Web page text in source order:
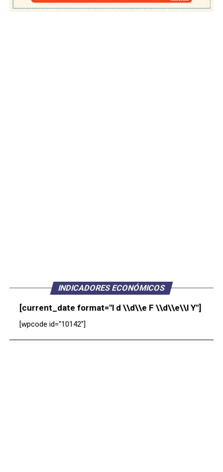
INDICADORES ECONÓMICOS
[current_date format="l d \\d\\e F \\d\\e\\l Y"]
[wpcode id="10142"]